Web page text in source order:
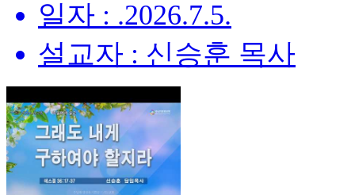
일자 : .2026.7.5.
설교자 : 신승훈 목사